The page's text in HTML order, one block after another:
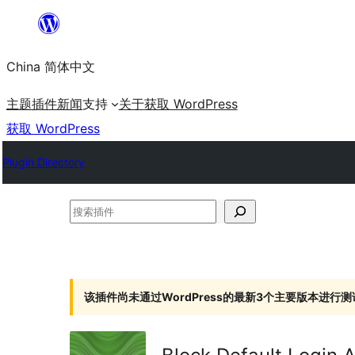
内
容
China 简体中文
主题插件新闻支持 关于获取 WordPress
获取 WordPress
Plugin Directory
搜
件
该插件尚未通过WordPress的最新3个主要版本进行测